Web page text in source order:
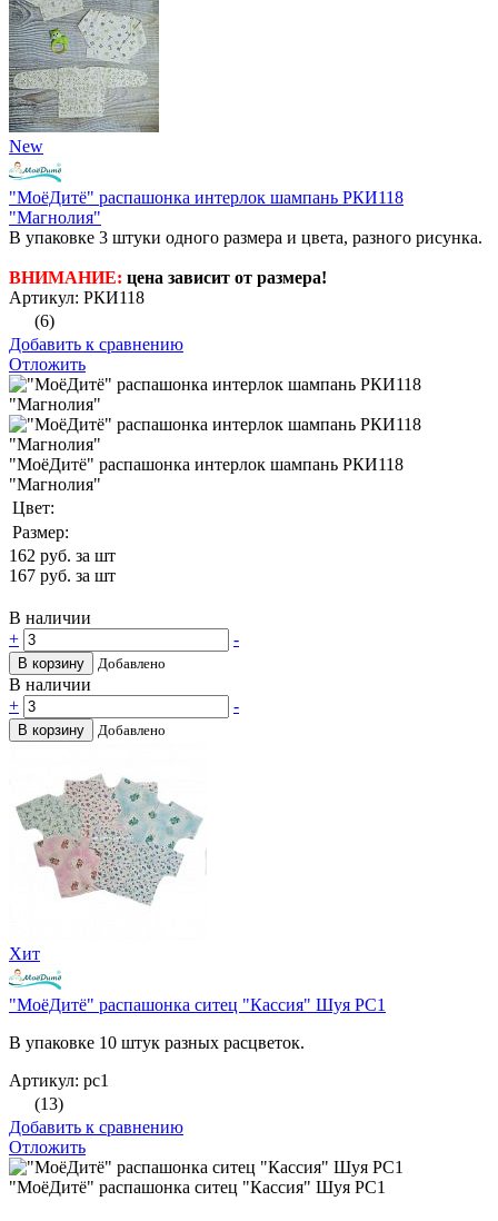
New
"МоёДитё" распашонка интерлок шампань РКИ118
"Магнолия"
В упаковке 3 штуки одного размера и цвета, разного рисунка.
ВНИМАНИЕ: цена зависит от размера!
Артикул: РКИ118
(6)
Добавить к сравнению
Отложить
"МоёДитё" распашонка интерлок шампань РКИ118
"Магнолия"
Цвет:
Размер:
162 руб. за шт
167 руб. за шт
В наличии
+
-
В корзину Добавлено
В наличии
+
-
В корзину Добавлено
Хит
"МоёДитё" распашонка ситец "Кассия" Шуя РС1
В упаковке 10 штук разных расцветок.
Артикул: рс1
(13)
Добавить к сравнению
Отложить
"МоёДитё" распашонка ситец "Кассия" Шуя РС1